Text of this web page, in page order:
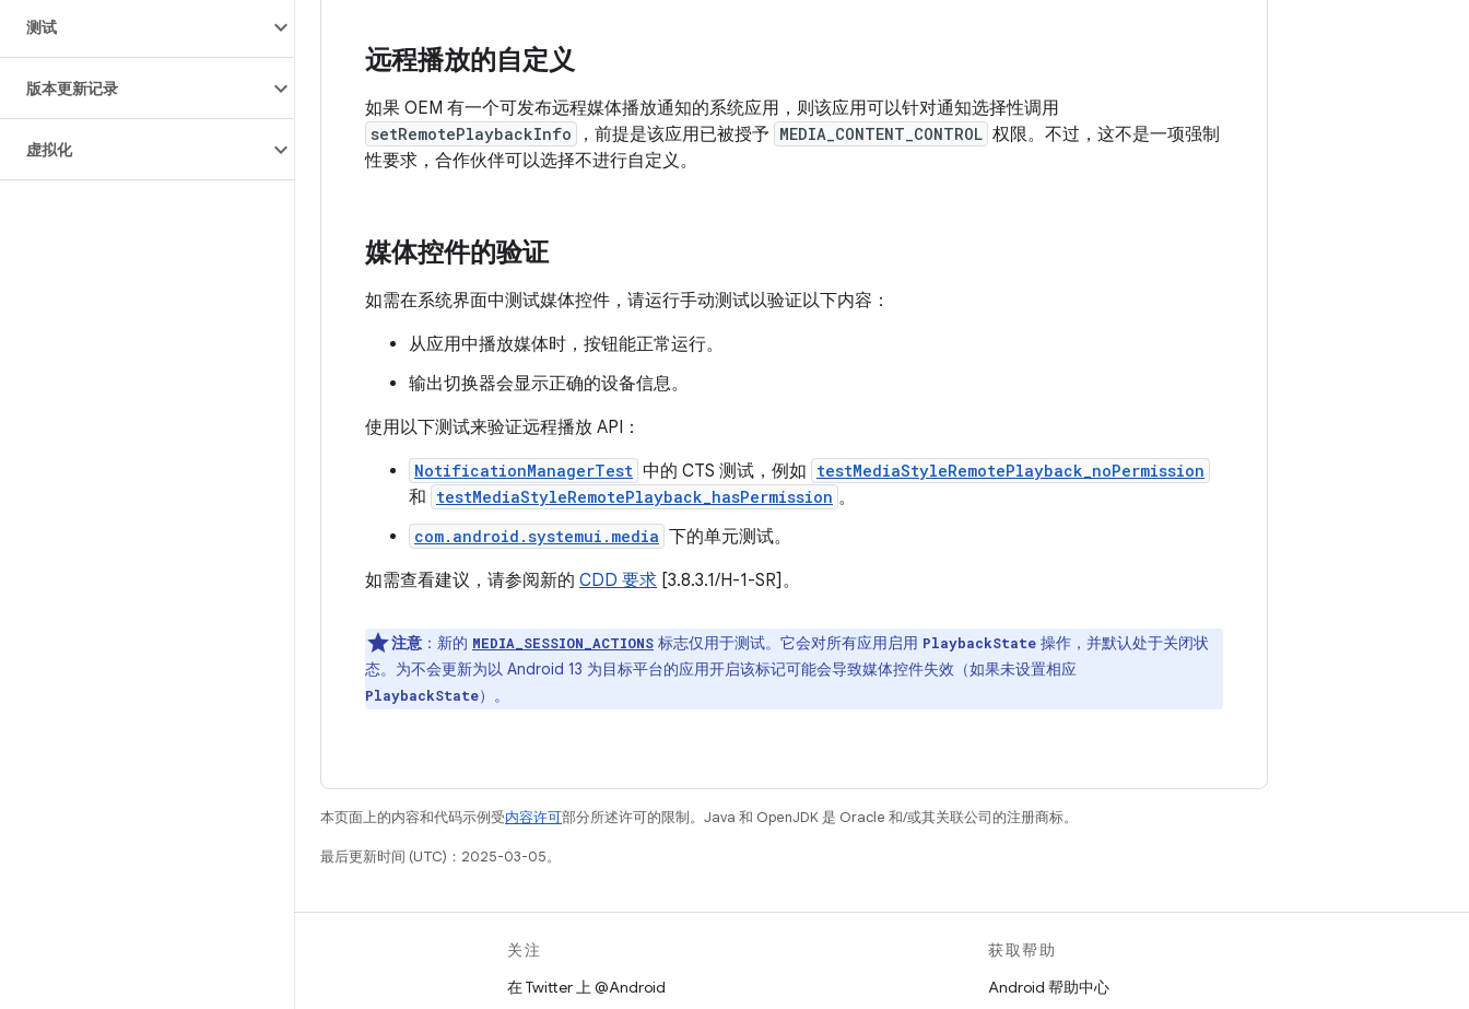
测试
版本更新记录
虚拟化
远程播放的自定义
如果 OEM 有一个可发布远程媒体播放通知的系统应用，则该应用可以针对通知选择性调用
setRemotePlaybackInfo ，前提是该应用已被授予 MEDIA_CONTENT_CONTROL 权限。不过，这不是一项强制
性要求，合作伙伴可以选择不进行自定义。
媒体控件的验证
如需在系统界面中测试媒体控件，请运行手动测试以验证以下内容：
从应用中播放媒体时，按钮能正常运行。
输出切换器会显示正确的设备信息。
使用以下测试来验证远程播放 API：
NotificationManagerTest 中的 CTS 测试，例如 testMediaStyleRemotePlayback_noPermission
和 testMediaStyleRemotePlayback_hasPermission 。
com.android.systemui.media 下的单元测试。
如需查看建议，请参阅新的 CDD 要求 [3.8.3.1/H-1-SR]。
注意 ：新的 MEDIA_SESSION_ACTIONS 标志仅用于测试。它会对所有应用启用 PlaybackState 操作，并默认处于关闭状
态。为不会更新为以 Android 13 为目标平台的应用开启该标记可能会导致媒体控件失效（如果未设置相应
PlaybackState）。
本页面上的内容和代码示例受内容许可部分所述许可的限制。Java 和 OpenJDK 是 Oracle 和/或其关联公司的注册商标。
最后更新时间 (UTC)：2025-03-05。
关注
在 Twitter 上 @Android
获取帮助
Android 帮助中心